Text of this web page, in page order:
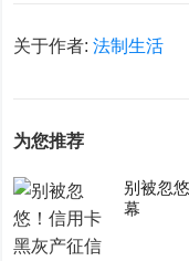
关于作者:法制生活
为您推荐
别被忽
幕